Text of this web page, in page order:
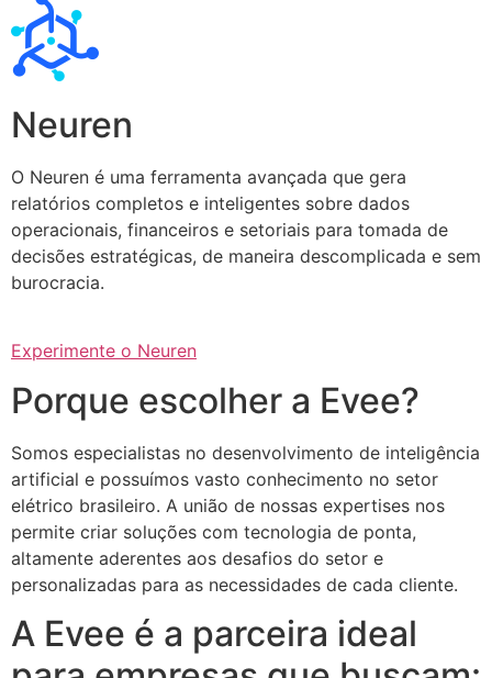
Neuren
O Neuren é uma ferramenta avançada que gera
relatórios completos e inteligentes sobre dados
operacionais, financeiros e setoriais para tomada de
decisões estratégicas, de maneira descomplicada e sem
burocracia.
Experimente o Neuren
Porque escolher a Evee?
Somos especialistas no desenvolvimento de inteligência
artificial e possuímos vasto conhecimento no setor
elétrico brasileiro. A união de nossas expertises nos
permite criar soluções com tecnologia de ponta,
altamente aderentes aos desafios do setor e
personalizadas para as necessidades de cada cliente.
A Evee é a parceira ideal